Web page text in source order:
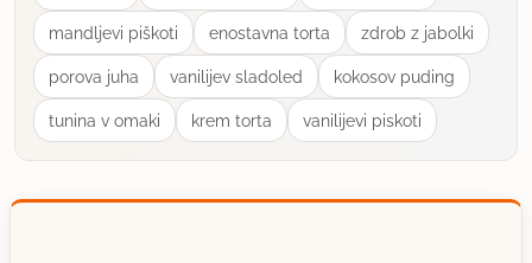
mandljevi piškoti enostavna torta zdrob z jabolki
porova juha vanilijev sladoled kokosov puding
tunina v omaki krem torta vanilijevi piskoti